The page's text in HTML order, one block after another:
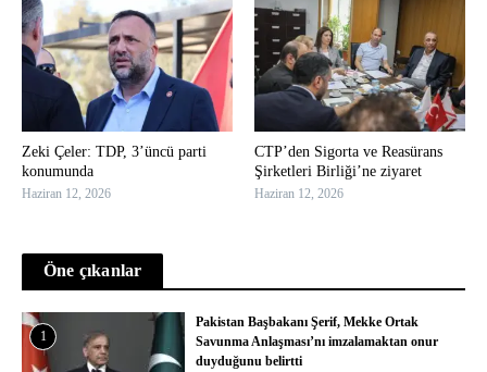
Zeki Çeler: TDP, 3’üncü parti
konumunda
Haziran 12, 2026
CTP’den Sigorta ve Reasürans
Şirketleri Birliği’ne ziyaret
Haziran 12, 2026
Öne çıkanlar
1
Pakistan Başbakanı Şerif, Mekke Ortak
Savunma Anlaşması’nı imzalamaktan onur
duyduğunu belirtti